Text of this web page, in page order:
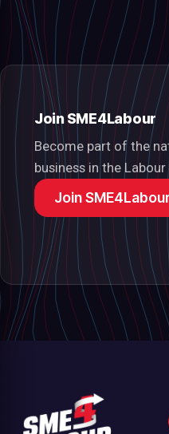
Join SME4Labour
Become part of the
business in the
Join